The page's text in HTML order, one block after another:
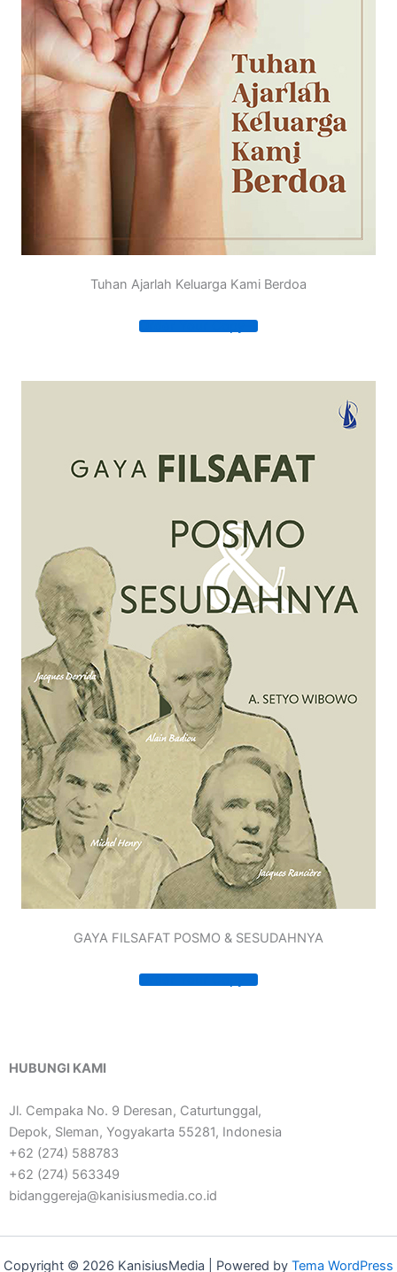
Tuhan Ajarlah Keluarga Kami Berdoa
Order Your Copy
GAYA FILSAFAT POSMO & SESUDAHNYA
Order Your Copy
HUBUNGI KAMI
Jl. Cempaka No. 9 Deresan, Caturtunggal,
Depok, Sleman, Yogyakarta 55281, Indonesia
+62 (274) 588783
+62 (274) 563349
bidanggereja@kanisiusmedia.co.id
Copyright © 2026 KanisiusMedia | Powered by Tema WordPress